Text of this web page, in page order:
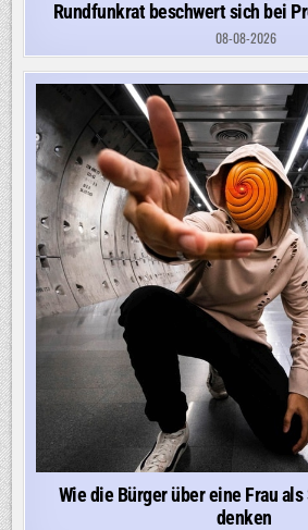
Rundfunkrat beschwert sich bei
08-08-2026
Wie die Bürger über eine Frau
denken